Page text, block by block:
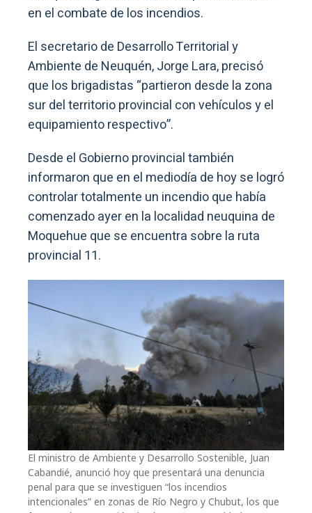
en el combate de los incendios.
El secretario de Desarrollo Territorial y
Ambiente de Neuquén, Jorge Lara, precisó
que los brigadistas “partieron desde la zona
sur del territorio provincial con vehículos y el
equipamiento respectivo”.
Desde el Gobierno provincial también
informaron que en el mediodía de hoy se logró
controlar totalmente un incendio que había
comenzado ayer en la localidad neuquina de
Moquehue que se encuentra sobre la ruta
provincial 11.
El ministro de Ambiente y Desarrollo Sostenible, Juan
Cabandié, anunció hoy que presentará una denuncia
penal para que se investiguen “los incendios
intencionales” en zonas de Río Negro y Chubut, los que